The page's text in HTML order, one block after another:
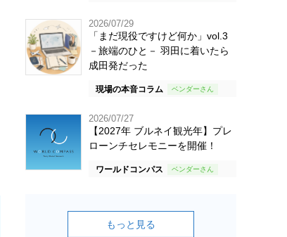
2026/07/29
「まだ現役ですけど何か」vol.3
－旅端のひと－ 羽田に着いたら
成田発だった
現場の本音コラム
2026/07/27
【2027年 ブルネイ観光年】プレ
ローンチセレモニーを開催！
ワールドコンパス
もっと見る